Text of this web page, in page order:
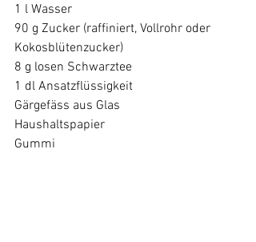
1 l Wasser
90 g Zucker (raffiniert, Vollrohr oder
Kokosblütenzucker)
8 g losen Schwarztee
1 dl Ansatzflüssigkeit
Gärgefäss aus Glas
Haushaltspapier
Gummi